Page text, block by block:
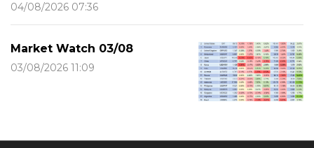
04/08/2026 07:36
Market Watch 03/08
03/08/2026 11:09